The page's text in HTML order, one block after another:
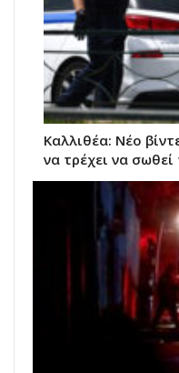
Kαλλιθέα: Νέο
να τρέχει να